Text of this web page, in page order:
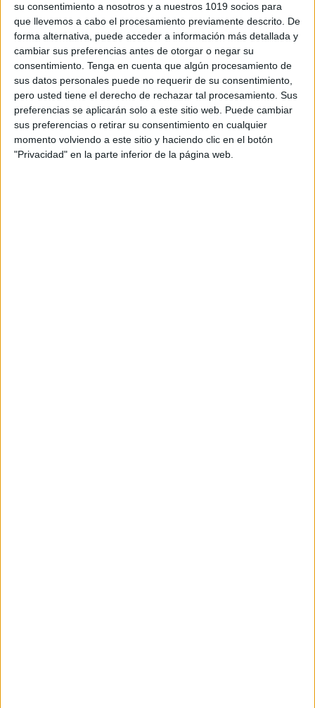
su consentimiento a nosotros y a nuestros 1019 socios para
que llevemos a cabo el procesamiento previamente descrito. De
forma alternativa, puede acceder a información más detallada y
cambiar sus preferencias antes de otorgar o negar su
consentimiento. Tenga en cuenta que algún procesamiento de
sus datos personales puede no requerir de su consentimiento,
pero usted tiene el derecho de rechazar tal procesamiento. Sus
preferencias se aplicarán solo a este sitio web. Puede cambiar
sus preferencias o retirar su consentimiento en cualquier
momento volviendo a este sitio y haciendo clic en el botón
"Privacidad" en la parte inferior de la página web.
En resumen, decorar las aulas de primaria con una
temática relacionada con las fechas importantes del
calendario puede ser beneficioso para mejorar el
ambiente de aprendizaje, enriquecer el contenido del
material y promover el interés y la motivación de los
alumnos y alumnas.